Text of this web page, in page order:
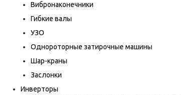
Вибронаконечники
Гибкие валы
УЗО
Однороторные затирочные машины
Шар-краны
Заслонки
Инверторы